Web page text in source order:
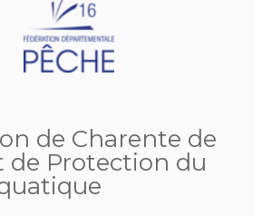
de Charente de
de Protection du